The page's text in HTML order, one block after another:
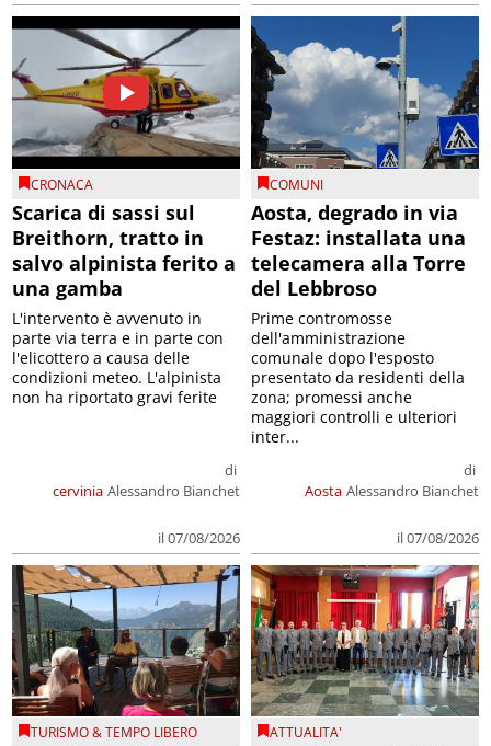
CRONACA
Scarica di sassi sul
Breithorn, tratto in
salvo alpinista ferito a
una gamba
cervinia
di
Alessandro Bianchet
il 07/08/2026
L'intervento è avvenuto in
parte via terra e in parte con
l'elicottero a causa delle
condizioni meteo. L'alpinista
non ha riportato gravi ferite
COMUNI
Aosta, degrado in via
Festaz: installata una
telecamera alla Torre
del Lebbroso
Aosta
di
Alessandro Bianchet
il 07/08/2026
Prime contromosse
dell'amministrazione
comunale dopo l'esposto
presentato da residenti della
zona; promessi anche
maggiori controlli e ulteriori
inter...
TURISMO & TEMPO LIBERO ATTUALITA'